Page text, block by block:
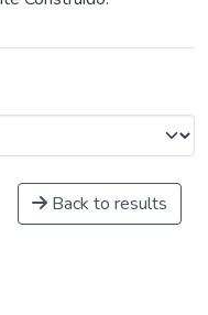
Back to results